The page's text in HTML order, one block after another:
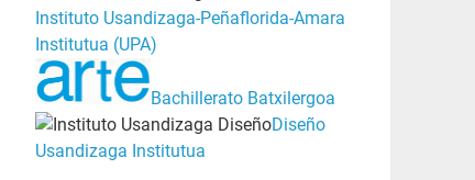
Instituto Usandizaga-Peñaflorida-Amara
Institutua (UPA)
Bachillerato Batxilergoa
Diseño
Usandizaga Institutua